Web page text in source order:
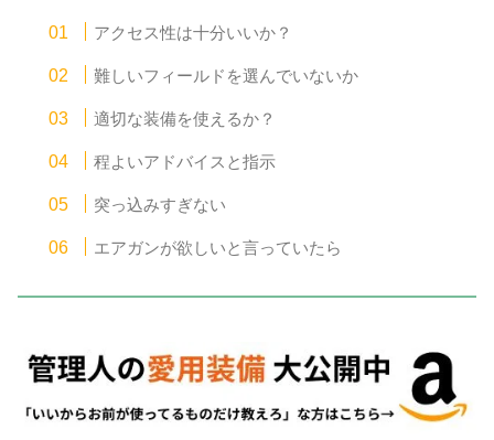
アクセス性は十分いいか？
難しいフィールドを選んでいないか
適切な装備を使えるか？
程よいアドバイスと指示
突っ込みすぎない
エアガンが欲しいと言っていたら